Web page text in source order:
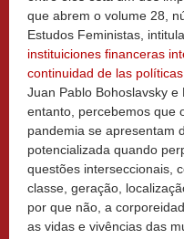
que abrem o volume 28,
Estudos Feministas,
instituiciones financeras
continuidad de las
Juan Pablo Bohoslavsky e
entanto, percebemos que
pandemia se apresentam
potencializada quando
questões interseccionais,
classe, geração,
por que não, a
as vidas e vivências das